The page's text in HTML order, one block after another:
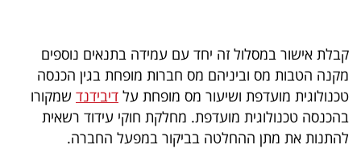
ניוזלטרים
מייל
קבלת אישור במסלול זה יחד עם עמידה בתנאים נוספים
מקנה הטבות מס וביניהם מס חברות מופחת בגין הכנסה
טכנולוגית מועדפת ושיעור מס מופחת על דיבידנד שמקורו
בהכנסה טכנולוגית מועדפת. מחלקת חוקי עידוד רשאית
להתנות את מתן ההחלטה בביקור במפעל החברה.